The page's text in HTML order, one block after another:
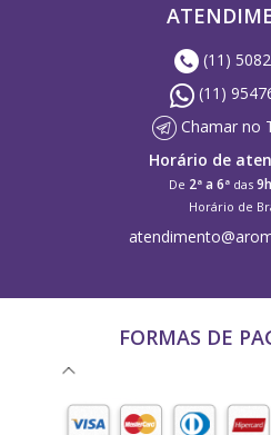
(11)
(11)
Chamar no
Horário de
De 2ª a 6ª das 9h
Horário de
FORMAS DE